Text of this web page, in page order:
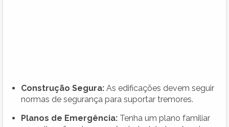
Construção Segura: As edificações devem seguir
normas de segurança para suportar tremores.
Planos de Emergência: Tenha um plano familiar